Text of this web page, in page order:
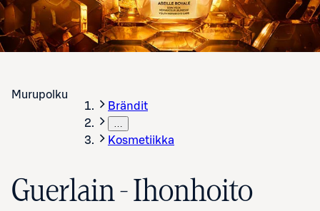
Murupolku
Brändit
Kosmetiikka
Guerlain - Ihonhoito